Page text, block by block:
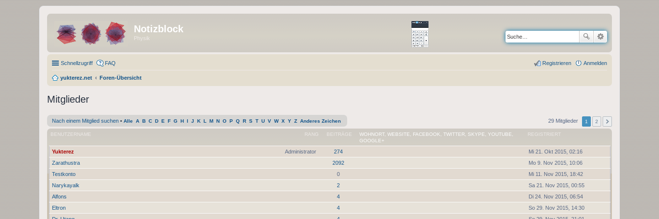
Notizblock
Physik
Schnellzugriff FAQ Anmelden
Registrieren
yukterez.net Foren-Übersicht
Mitglieder
Nach einem Mitglied suchen • Alle A B C D E F G H I J K L M N O P Q R S T U V W X Y Z Anderes Zeichen 29 Mitglieder 1 2
RANG
BENUTZERNAME BEITRÄGE
WOHNORT, WEBSITE, FACEBOOK, TWITTER, SKYPE, YOUTUBE,
GOOGLE+
REGISTRIERT
Administrator
Yukterez 274
Mi 21. Okt 2015, 02:16
Zarathustra
2092
Mo 9. Nov 2015, 10:06
Testkonto
0
Mi 11. Nov 2015, 18:42
Narykayalk
2
Sa 21. Nov 2015, 00:55
Alfons
4
Di 24. Nov 2015, 06:54
Eltron
4
So 29. Nov 2015, 14:30